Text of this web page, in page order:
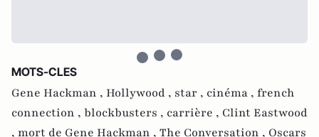
MOTS-CLES
Gene Hackman , Hollywood , star , cinéma , french
connection , blockbusters , carrière , Clint Eastwood
, mort de Gene Hackman , The Conversation , Oscars